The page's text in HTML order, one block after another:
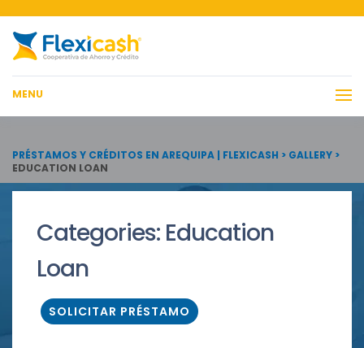
MENU
PRÉSTAMOS Y CRÉDITOS EN AREQUIPA | FLEXICASH > GALLERY >
EDUCATION LOAN
Categories: Education
Loan
SOLICITAR PRÉSTAMO